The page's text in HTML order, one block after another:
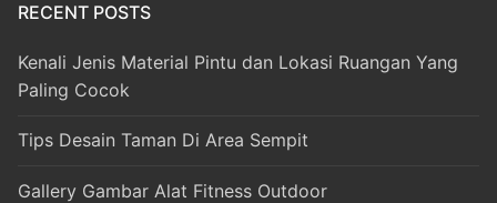
RECENT POSTS
Kenali Jenis Material Pintu dan Lokasi Ruangan Yang
Paling Cocok
Tips Desain Taman Di Area Sempit
Gallery Gambar Alat Fitness Outdoor